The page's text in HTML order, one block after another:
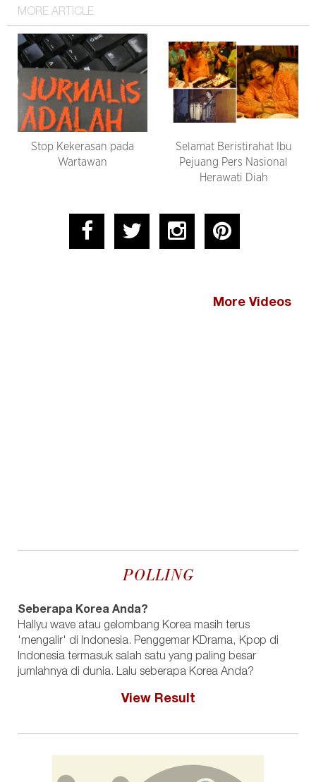
MORE ARTICLE
Stop Kekerasan pada
Wartawan
Selamat Beristirahat Ibu
Pejuang Pers Nasional
Herawati Diah
More Videos
POLLING
Seberapa Korea Anda?
Hallyu wave atau gelombang Korea masih terus
'mengalir' di Indonesia. Penggemar KDrama, Kpop di
Indonesia termasuk salah satu yang paling besar
jumlahnya di dunia. Lalu seberapa Korea Anda?
View Result